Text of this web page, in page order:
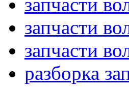
запчасти
запчасти
запчасти
разборка